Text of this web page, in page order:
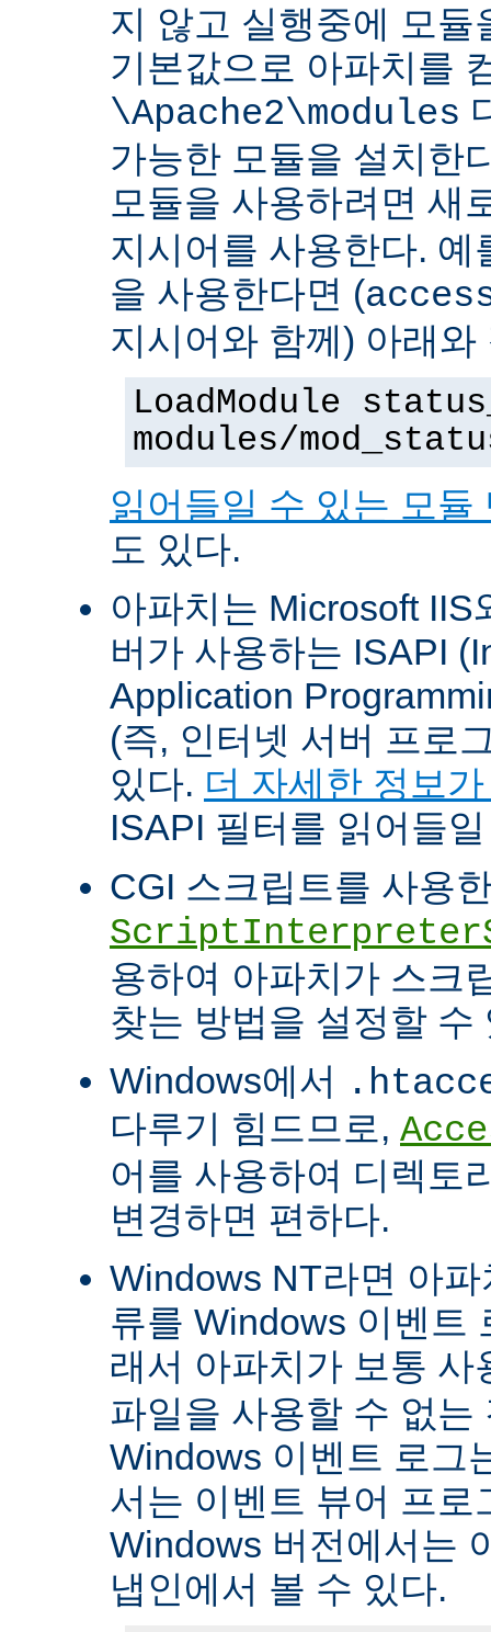
지 않고 실행중에 모듈
기본값으로 아파치를
\Apache2\modules
가능한 모듈을 설치한
모듈을 사용하려면 새
지시어를 사용한다. 예
을 사용한다면 (
지시어와 함께) 아래와
LoadModule
modules/
읽어들일 수 있는 모듈
도 있다.
아파치는 Microsoft
버가 사용하는 ISAPI
Application
(즉, 인터넷 서버 프로
있다. 더 자세한 정보
ISAPI 필터를 읽어들
CGI 스크립트를 사용
용하여 아파치가 스크
찾는 방법을 설정할 수
Windows에서
다루기 힘드므로,
어를 사용하여 디렉토
변경하면 편하다.
Windows NT라면 아
류를 Windows 이벤트
래서 아파치가 보통
파일을 사용할 수 없는
Windows 이벤트 로그
서는 이벤트 뷰어 프로
Windows 버전에서는
냅인에서 볼 수 있다.